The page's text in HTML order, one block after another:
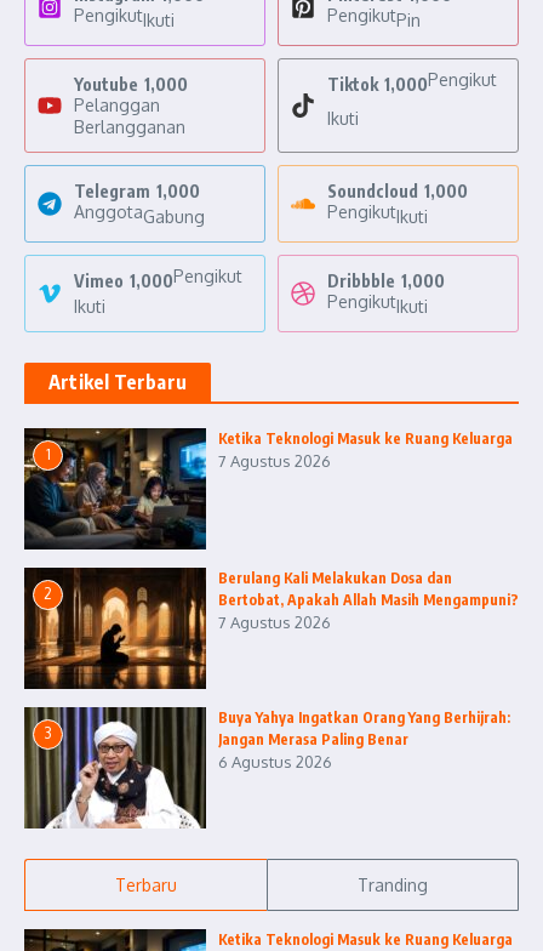
PengikutIkuti
PengikutPin
Youtube 1,000
Pelanggan
Berlangganan
Tiktok 1,000Pengikut
Ikuti
Telegram 1,000
AnggotaGabung
Soundcloud 1,000
PengikutIkuti
Vimeo 1,000Pengikut
Ikuti
Dribbble 1,000
PengikutIkuti
Artikel Terbaru
1
Ketika Teknologi Masuk ke Ruang Keluarga
7 Agustus 2026
2
Berulang Kali Melakukan Dosa dan
Bertobat, Apakah Allah Masih Mengampuni?
7 Agustus 2026
3
Buya Yahya Ingatkan Orang Yang Berhijrah:
Jangan Merasa Paling Benar
6 Agustus 2026
Terbaru Tranding
Ketika Teknologi Masuk ke Ruang Keluarga